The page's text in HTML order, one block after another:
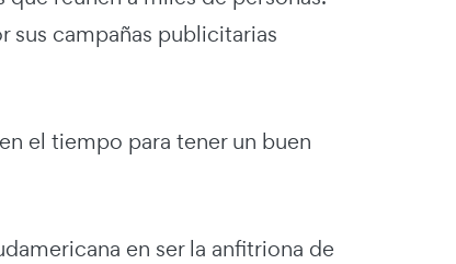
sus campañas publicitarias
el tiempo para tener un buen
en ser la anfitriona de